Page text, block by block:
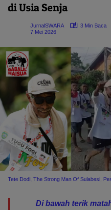
di Usia Senja
JurnalSWARA
3 Min Baca
7 Mei 2026
Tete Dodi, The Strong Man Of Sulabesi,
Di bawah terik